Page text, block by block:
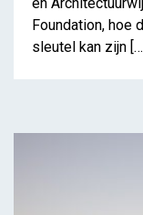
Foundation, hoe
sleutel kan zijn